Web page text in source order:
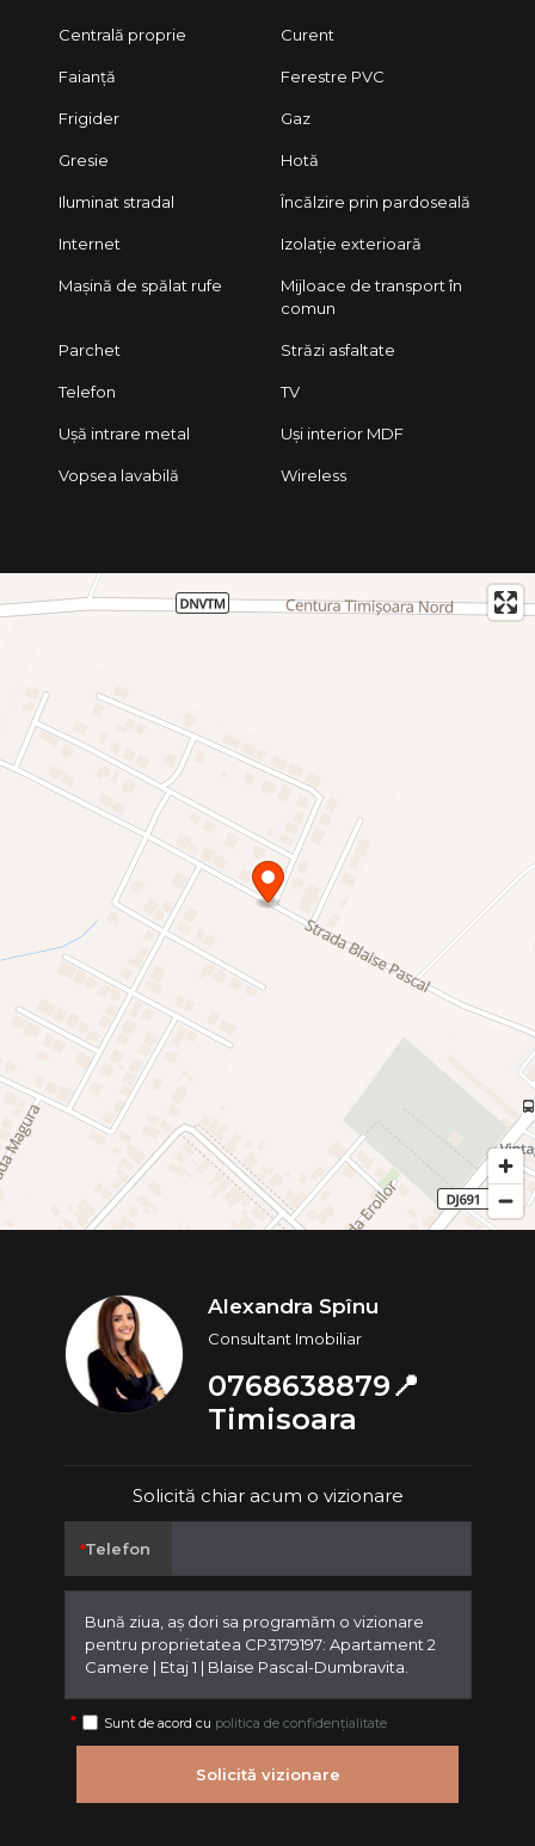
Centrală proprie Curent
Faianță Ferestre PVC
Frigider Gaz
Gresie Hotă
Iluminat stradal Încălzire prin pardoseală
Internet Izolație exterioară
Mașină de spălat rufe
Mijloace de transport în
comun
Parchet Străzi asfaltate
Telefon TV
Ușă intrare metal Uși interior MDF
Vopsea lavabilă Wireless
Alexandra Spînu
Consultant Imobiliar
0768638879📍
Timisoara
Solicită chiar acum o vizionare
Telefon
Sunt de acord cu politica de confidențialitate
Solicită vizionare